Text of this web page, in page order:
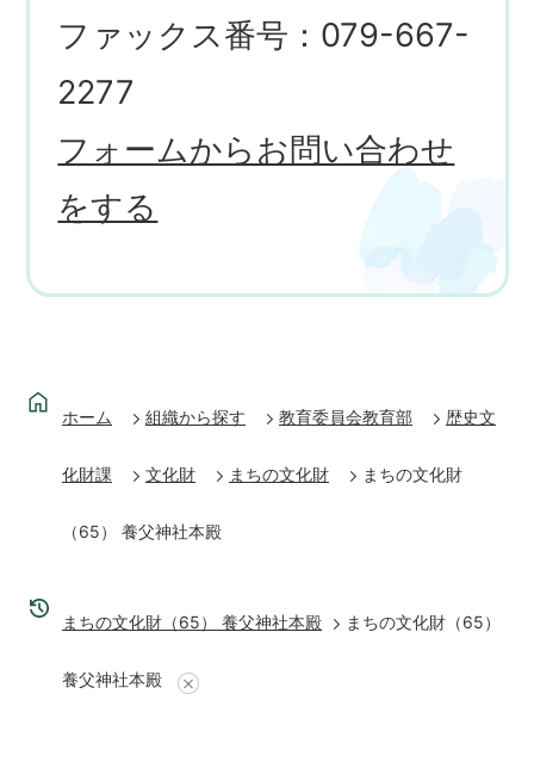
ファックス番号：079-667-
2277
フォームからお問い合わせ
をする
ホーム 組織から探す 教育委員会教育部 歴史文
化財課 文化財 まちの文化財 まちの文化財
（65） 養父神社本殿
まちの文化財（65） 養父神社本殿 まちの文化財（65）
養父神社本殿